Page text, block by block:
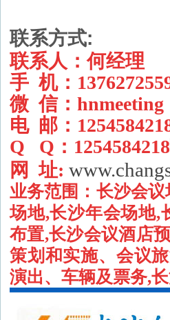
联系方式:
联系人：何经理
手 机：
微 信：hnmeeting
电 邮：
Q Q：1254584218
网 址:
业务范围： 长沙会议
场地,长沙年会场地,
布置,长沙会议酒店
策划和实施、会议
演出、车辆及票务,